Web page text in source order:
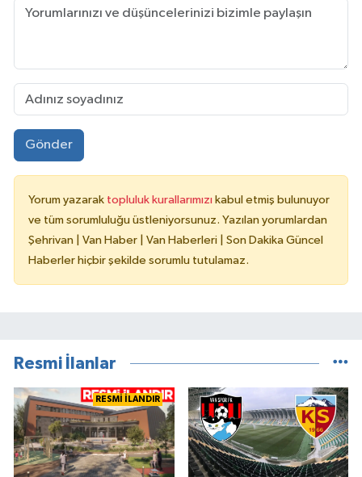
Gönder
Yorum yazarak topluluk kurallarımızı kabul etmiş bulunuyor
ve tüm sorumluluğu üstleniyorsunuz. Yazılan yorumlardan
Şehrivan | Van Haber | Van Haberleri | Son Dakika Güncel
Haberler hiçbir şekilde sorumlu tutulamaz.
Resmi İlanlar
RESMİ İLANDIR